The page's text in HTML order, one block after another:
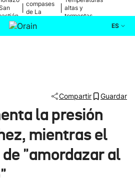
compases
de La
altas y
tormentas
ES
Ikusmiran
Eguraldia
Compartir Guardar
la presión
mientras el
"amordazar al